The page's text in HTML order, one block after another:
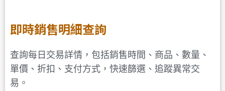
即時銷售明細查詢
查詢每日交易詳情，包括銷售時間、商品、數量、
單價、折扣、支付方式，快速篩選、追蹤異常交
易。